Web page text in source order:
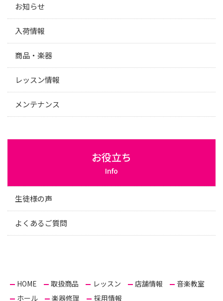
お知らせ
入荷情報
商品・楽器
レッスン情報
メンテナンス
お役立ち
Info
生徒様の声
よくあるご質問
HOME 取扱商品 レッスン 店舗情報
音楽教室
ホール
楽器修理 採用情報